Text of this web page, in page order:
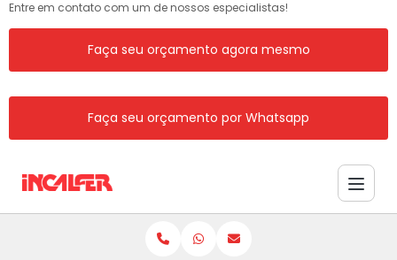
Entre em contato com um de nossos especialistas!
Faça seu orçamento agora mesmo
Faça seu orçamento por Whatsapp